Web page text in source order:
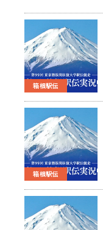
箱根駅伝
箱根駅伝